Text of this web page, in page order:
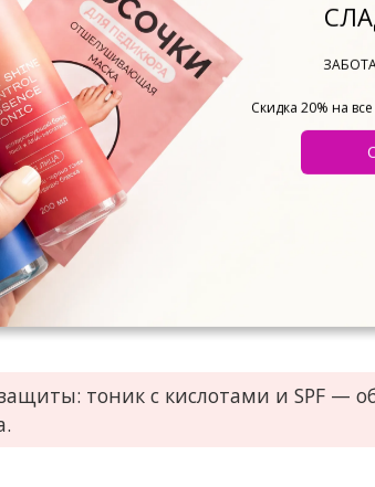
с кислотами
для мягкого
качество нанесения
или бороду,
окантовки.
тоник с кислотами и SPF —
Скидка 20% на